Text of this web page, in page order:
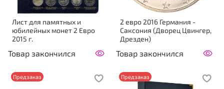
Лист для памятных и
юбилейных монет 2 Евро
2015 г.
Товар закончился
2 евро 2016 Германия -
Саксония (Дворец Цвингер,
Дрезден)
Товар закончился
Предзаказ Предзаказ